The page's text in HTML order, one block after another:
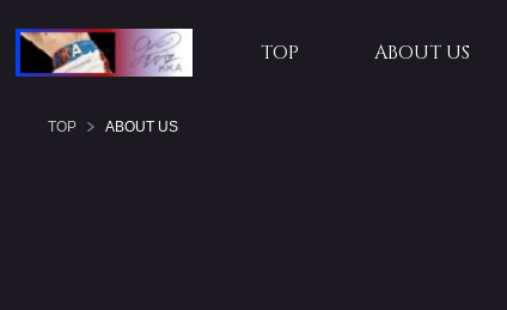
TOP ABOUT US
TOP ABOUT US